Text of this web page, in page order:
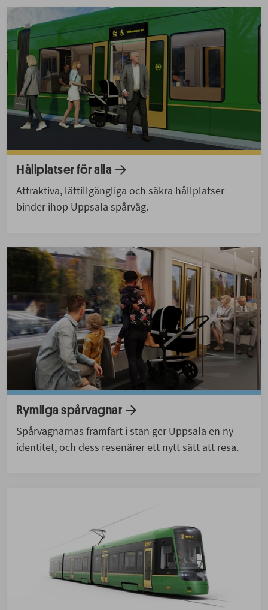
Hållplatser för alla
Attraktiva, lättillgängliga och säkra hållplatser
binder ihop Uppsala spårväg.
Rymliga spårvagnar
Spårvagnarnas framfart i stan ger Uppsala en ny
identitet, och dess resenärer ett nytt sätt att resa.